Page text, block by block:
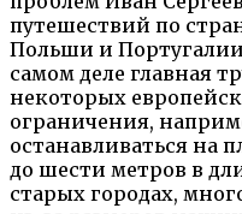
путешествий по
Польши и
самом деле главная
некоторых
ограничения,
останавливаться на
до шести метров в
старых городах,